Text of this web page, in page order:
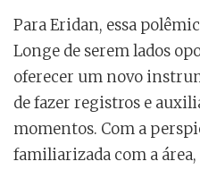
Para Eridan, essa
Longe de serem lados
oferecer um novo
de fazer registros e
momentos. Com a
familiarizada com a